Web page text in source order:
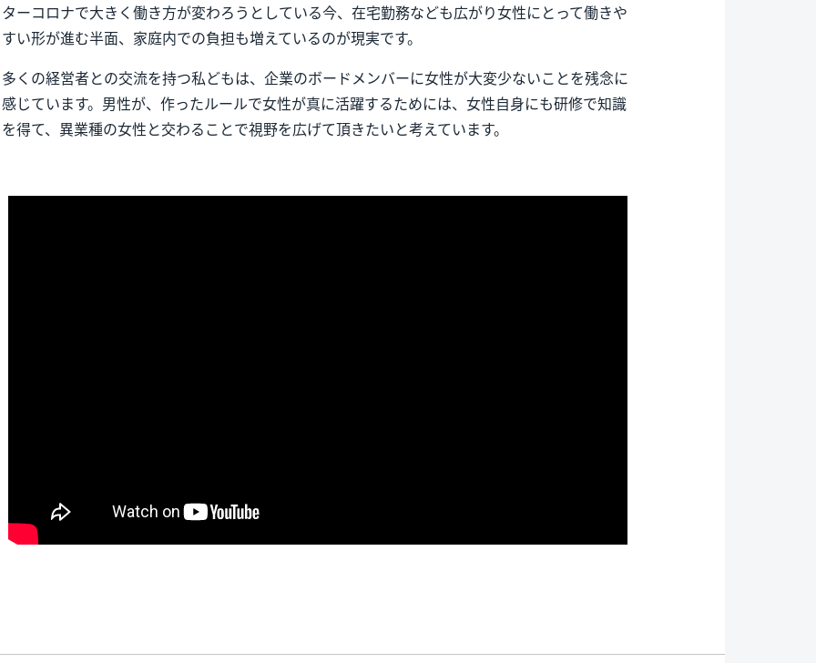
ターコロナで大きく働き方が変わろうとしている今、在宅勤務なども広がり女性にとって働きや
すい形が進む半面、家庭内での負担も増えているのが現実です。
多くの経営者との交流を持つ私どもは、企業のボードメンバーに女性が大変少ないことを残念に
感じています。男性が、作ったルールで女性が真に活躍するためには、女性自身にも研修で知識
を得て、異業種の女性と交わることで視野を広げて頂きたいと考えています。